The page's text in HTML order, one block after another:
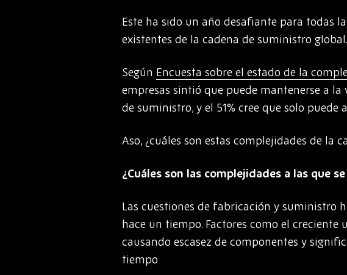
Este ha sido un año desafiante para todas
existentes de la cadena de suministro global.
Según Encuesta sobre el estado de la
empresas sintió que puede mantenerse a
de suministro, y el 51% cree que solo
Aso, ¿cuáles son estas complejidades de la
¿Cuáles son las complejidades a las que
Las cuestiones de fabricación y suministro
hace un tiempo. Factores como el
causando escasez de componentes y
tiempo